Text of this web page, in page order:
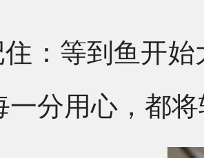
：等到鱼开
一分用心，都